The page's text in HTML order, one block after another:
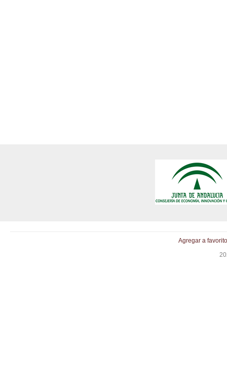
Agregar a